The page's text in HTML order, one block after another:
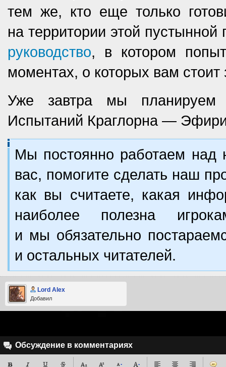
тем же, кто еще только
на территории этой
руководство, в котором
моментах, о которых вам стоит
Уже завтра мы планируем
Испытаний Краглорна —
Мы постоянно работаем
вас, помогите сделать наш
как вы считаете, какая
наиболее полезна
и мы обязательно
и остальных читателей.
Lord Alex
Добавил
Обсуждение в комментариях